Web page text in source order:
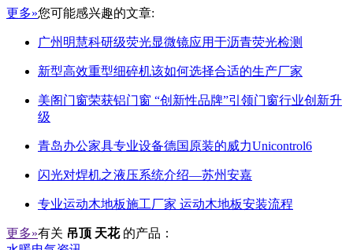
更多»您可能感兴趣的文章:
广州明慧科研级荧光显微镜应用于沥青荧光检测
新型高效重型细碎机该如何选择合适的生产厂家
美阁门窗荣获铝门窗 “创新性品牌”引领门窗行业创新升
级
青岛办公家具专业设备德国原装的威力Unicontrol6
闪光对焊机之液压系统介绍—苏州安嘉
专业运动木地板施工厂家 运动木地板安装流程
更多»有关 吊顶 天花 的产品：